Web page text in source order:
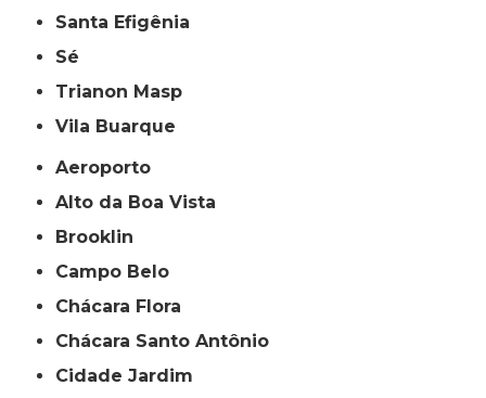
Santa Efigênia
Sé
Trianon Masp
Vila Buarque
Aeroporto
Alto da Boa Vista
Brooklin
Campo Belo
Chácara Flora
Chácara Santo Antônio
Cidade Jardim